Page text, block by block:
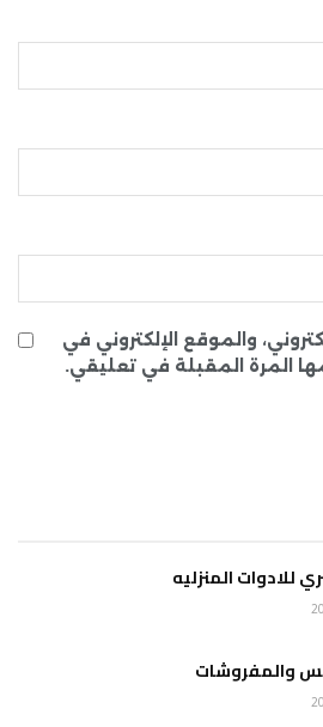
والموقع الإلكتروني في
المرة المقبلة في تعليقي.
للادوات المنزليه
والمفروشات